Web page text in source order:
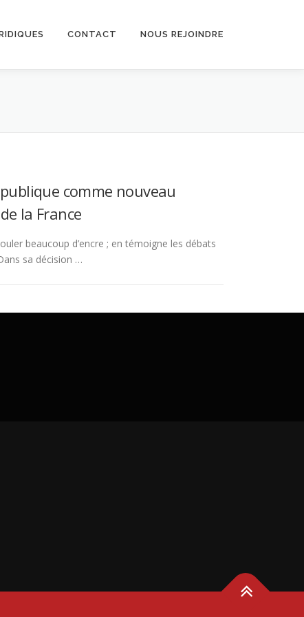
CONTACT NOUS REJOINDRE
comme nouveau
la France
beaucoup d’encre ; en témoigne les débats
sa décision …